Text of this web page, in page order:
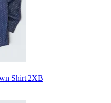
Shirt 2XB